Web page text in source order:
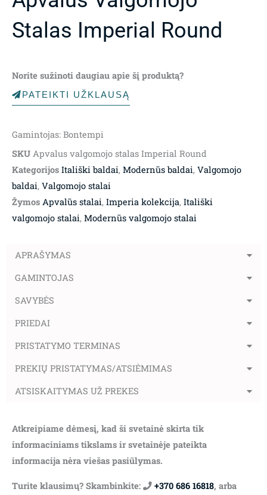
Stalas Imperial Round
Norite sužinoti daugiau apie šį produktą?
PATEIKTI UŽKLAUSĄ
Gamintojas: Bontempi
SKU Apvalus valgomojo stalas Imperial Round
Kategorijos Itališki baldai, Modernūs baldai, Valgomojo
baldai, Valgomojo stalai
Žymos Apvalūs stalai, Imperia kolekcija, Itališki
valgomojo stalai, Modernūs valgomojo stalai
APRAŠYMAS
GAMINTOJAS
SAVYBĖS
PRIEDAI
PRISTATYMO TERMINAS
PREKIŲ PRISTATYMAS/ATSIĖMIMAS
ATSISKAITYMAS UŽ PREKES
Atkreipiame dėmesį, kad ši svetainė skirta tik
informaciniams tikslams ir svetainėje pateikta
informacija nėra viešas pasiūlymas.
Turite klausimų? Skambinkite: +370 686 16818, arba